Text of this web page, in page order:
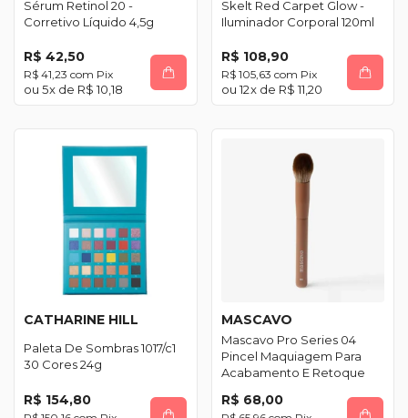
Sérum Retinol 20 -
Corretivo Líquido 4,5g
R$ 42,50
R$ 41,23 com Pix
5x de R$ 10,18
Skelt Red Carpet Glow -
Iluminador Corporal 120ml
R$ 108,90
R$ 105,63 com Pix
12x de R$ 11,20
CATHARINE HILL
Paleta De Sombras 1017/c1
30 Cores 24g
R$ 154,80
MASCAVO
Mascavo Pro Series 04
Pincel Maquiagem Para
Acabamento E Retoque
R$ 68,00